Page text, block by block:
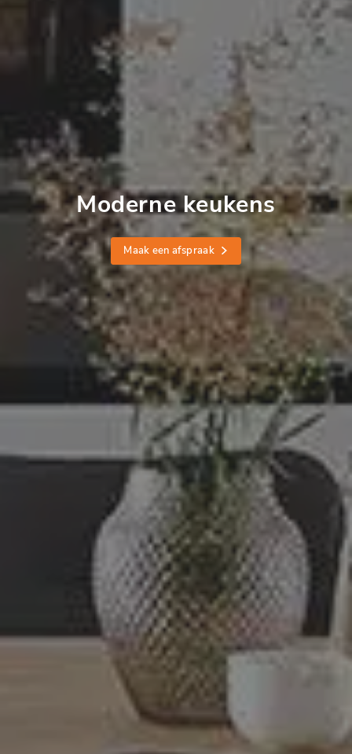
Moderne keukens
Maak een afspraak